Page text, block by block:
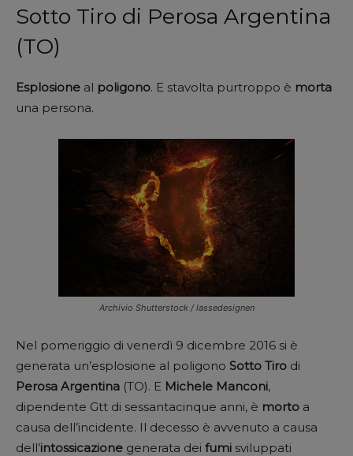
Sotto Tiro di Perosa Argentina
(TO)
Esplosione al poligono. E stavolta purtroppo è morta
una persona.
Archivio Shutterstock / lassedesignen
Nel pomeriggio di venerdì 9 dicembre 2016 si è
generata un’esplosione al poligono Sotto Tiro di
Perosa Argentina (TO). E Michele Manconi,
dipendente Gtt di sessantacinque anni, è morto a
causa dell’incidente. Il decesso è avvenuto a causa
dell’intossicazione generata dei fumi sviluppati